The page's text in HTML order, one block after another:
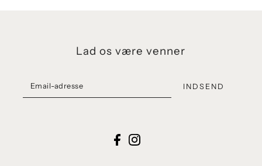
Lad os være venner
INDSEND